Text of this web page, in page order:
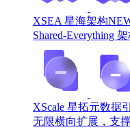
XSEA 星海架构
Shared-Everything
XScale 星拓元数据
无限横向扩展，支